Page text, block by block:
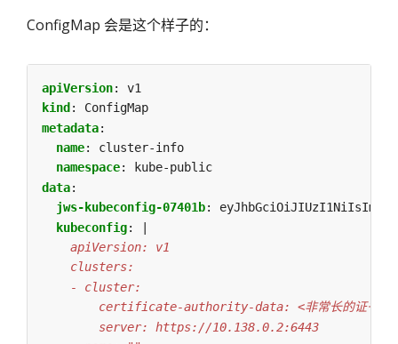
ConfigMap 会是这个样子的：
apiVersion:
v1
kind :
ConfigMap
metadata:
name:
cluster-info
namespace:
kube-public
data:
jws-kubeconfig-07401b:
kubeconfig: